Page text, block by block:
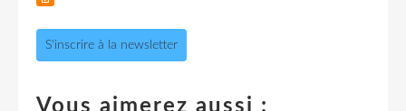
S'inscrire à la newsletter
Vous aimerez aussi :